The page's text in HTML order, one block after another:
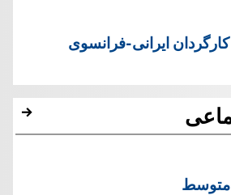
ایرانی-فرانسوی
متوسط